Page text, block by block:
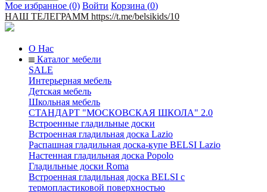
Мое избранное (0) Войти Корзина (0)
НАШ ТЕЛЕГРАММ https://t.me/belsikids/10
О Нас
Каталог мебели
SALE
Интерьерная мебель
Детская мебель
Школьная мебель
СТАНДАРТ "МОСКОВСКАЯ ШКОЛА" 2.0
Встроенные гладильные доски
Встроенная гладильная доска Lazio
Распашная гладильная доска-купе BELSI Lazio
Настенная гладильная доска Popolo
Гладильные доски Roma
Встроенная гладильная доска BELSI с
термопластиковой поверхностью